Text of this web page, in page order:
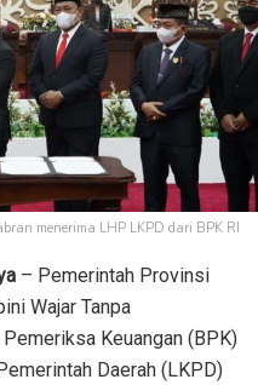
menerima LHP LKPD dari BPK RI
– Pemerintah Provinsi
Wajar Tanpa
Keuangan (BPK)
Daerah (LKPD)